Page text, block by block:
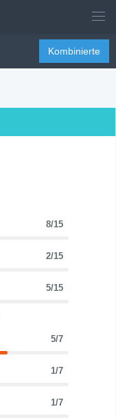
Kombinierte
8/15
2/15
5/15
5/7
1/7
1/7